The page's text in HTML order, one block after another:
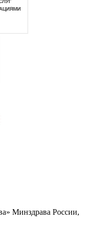
Минздрава России,